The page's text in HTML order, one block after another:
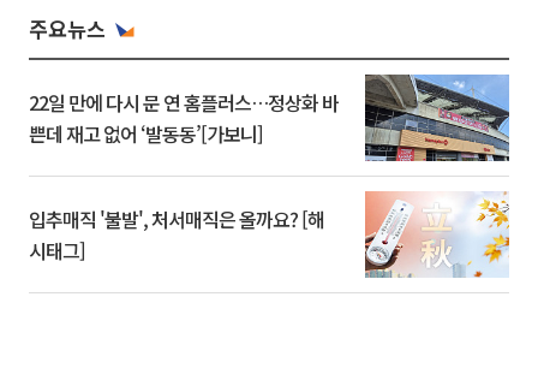
주요뉴스
22일 만에 다시 문 연 홈플러스…정상화 바
쁜데 재고 없어 ‘발동동’[가보니]
입추매직 '불발', 처서매직은 올까요? [해
시태그]